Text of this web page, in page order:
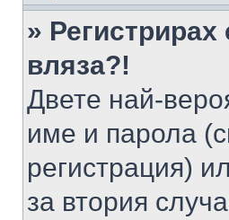
»
вляза?!
Двете най-
име и парола
регистрация)
за втория